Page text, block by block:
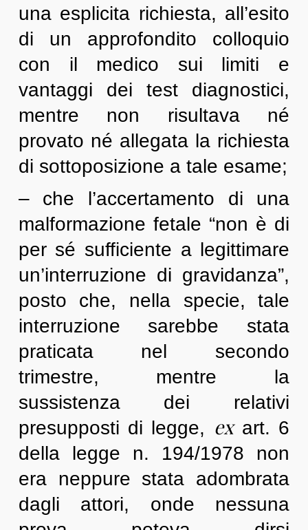
una esplicita richiesta, all’esito
di un approfondito colloquio
con il medico sui limiti e
vantaggi dei test diagnostici,
mentre non risultava né
provato né allegata la richiesta
di sottoposizione a tale esame;
– che l’accertamento di una
malformazione fetale “non è di
per sé sufficiente a legittimare
un’interruzione di gravidanza”,
posto che, nella specie, tale
interruzione sarebbe stata
praticata nel secondo
trimestre, mentre la
sussistenza dei relativi
presupposti di legge, exart. 6
della legge n. 194/1978 non
era neppure stata adombrata
dagli attori, onde nessuna